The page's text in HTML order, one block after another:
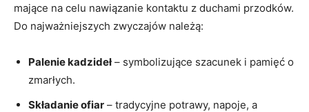
mające na​ celu ⁣nawiązanie kontaktu z duchami ‍przodków.
Do najważniejszych zwyczajów należą:
Palenie kadzideł– symbolizujące⁣ szacunek i pamięć o
zmarłych.
Składanie ofiar – tradycyjne ⁤potrawy, napoje, a‌